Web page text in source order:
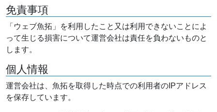
免責事項
「ウェブ魚拓」を利用したこと又は利用できないことによ
って生じる損害について運営会社は責任を負わないものと
します。
個人情報
運営会社は、魚拓を取得した時点での利用者のIPアドレス
を保存しています。